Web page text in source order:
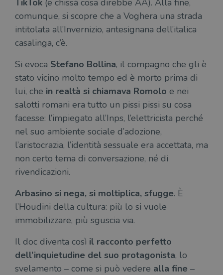
comunque, si scopre che a Voghera una strada
intitolata all’Invernizio, antesignana dell’italica
casalinga, c’è.
Si evoca Stefano Bollina, il compagno che gli è
stato vicino molto tempo ed è morto prima di
lui, che in realtà si chiamava Romolo e nei
salotti romani era tutto un pissi pissi su cosa
facesse: l’impiegato all’Inps, l’elettricista perché
nel suo ambiente sociale d’adozione,
l’aristocrazia, l’identità sessuale era accettata, ma
non certo tema di conversazione, né di
rivendicazioni.
Arbasino si nega, si moltiplica, sfugge. È
l’Houdini della cultura: più lo si vuole
immobilizzare, più sguscia via.
Il doc diventa così il racconto perfetto
dell’inquietudine del suo protagonista, lo
svelamento – come si può vedere alla fine –